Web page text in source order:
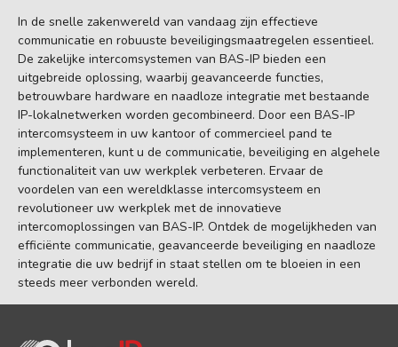
In de snelle zakenwereld van vandaag zijn effectieve
communicatie en robuuste beveiligingsmaatregelen essentieel.
De zakelijke intercomsystemen van BAS-IP bieden een
uitgebreide oplossing, waarbij geavanceerde functies,
betrouwbare hardware en naadloze integratie met bestaande
IP-lokalnetwerken worden gecombineerd. Door een BAS-IP
intercomsysteem in uw kantoor of commercieel pand te
implementeren, kunt u de communicatie, beveiliging en algehele
functionaliteit van uw werkplek verbeteren. Ervaar de
voordelen van een wereldklasse intercomsysteem en
revolutioneer uw werkplek met de innovatieve
intercomoplossingen van BAS-IP. Ontdek de mogelijkheden van
efficiënte communicatie, geavanceerde beveiliging en naadloze
integratie die uw bedrijf in staat stellen om te bloeien in een
steeds meer verbonden wereld.